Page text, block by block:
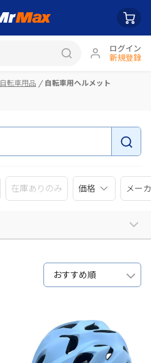
ログイン
新規登録
自転車用品 自転車用ヘルメット
在庫ありのみ 価格 メー
おすすめ順